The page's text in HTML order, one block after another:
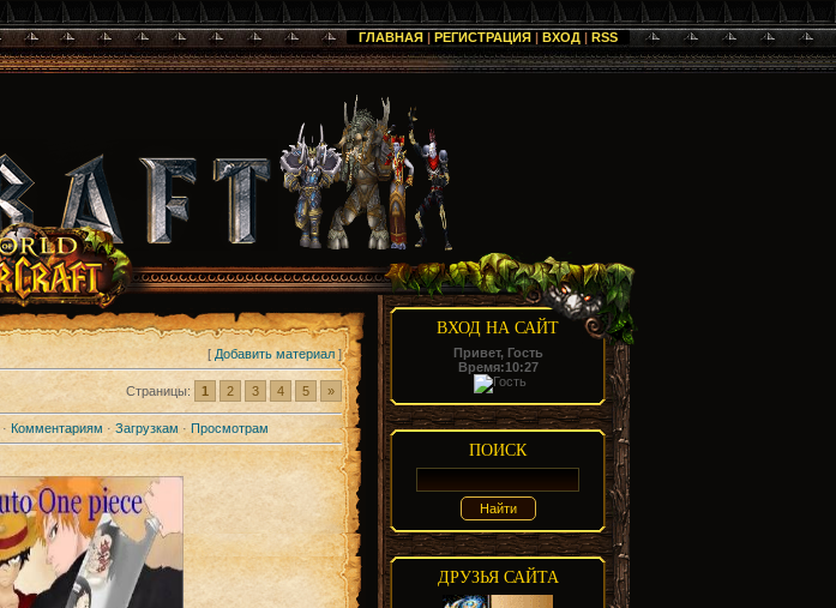
ГЛАВНАЯ | РЕГИСТРАЦИЯ | ВХОД | RSS
[Добавить материал]
Страницы: 1 2 3 4 5 »
·Комментариям ·Загрузкам · Просмотрам
ВХОД НА САЙТ
Привет, Гость
Время:10:27
ПОИСК
ДРУЗЬЯ САЙТА